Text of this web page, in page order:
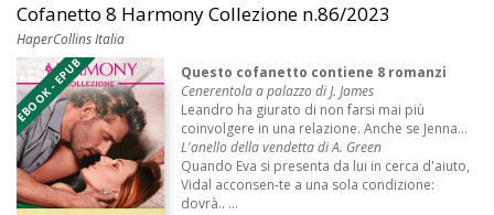
Cofanetto 8 Harmony Collezione n.86/2023
HaperCollins Italia
EBOOK - EPUB
Questo cofanetto contiene 8 romanzi
Cenerentola a palazzo di J. James
Leandro ha giurato di non farsi mai più
coinvolgere in una relazione. Anche se Jenna...
L'anello della vendetta di A. Green
Quando Eva si presenta da lui in cerca d'aiuto,
Vidal acconsen-te a una sola condizione:
dovrà.. ...